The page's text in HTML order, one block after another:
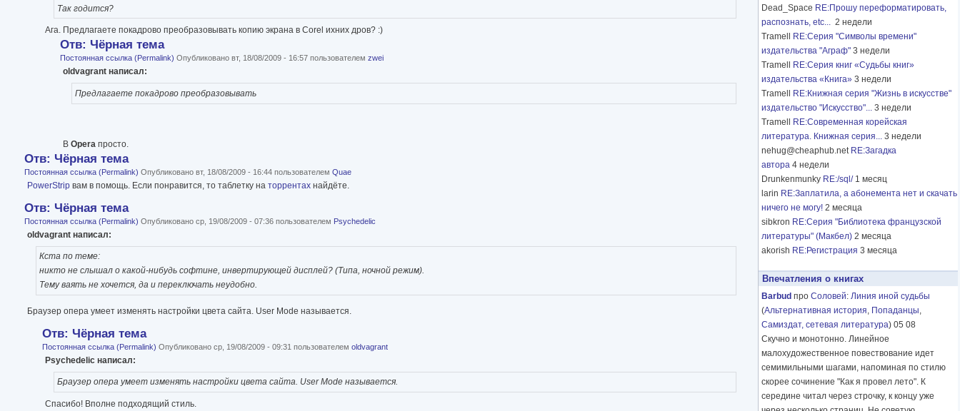
Так годится?
Ага. Предлагаете покадрово преобразовывать копию экрана в Corel ихних дров? :)
Отв: Чёрная тема
Постоянная ссылка (Permalink) Опубликовано вт, 18/08/2009 - 16:57 пользователем zwei
oldvagrant написал:
Предлагаете покадрово преобразовывать
В Opera просто.
Отв: Чёрная тема
Постоянная ссылка (Permalink) Опубликовано вт, 18/08/2009 - 16:44 пользователем Quae
PowerStrip вам в помощь. Если понравится, то таблетку на торрентах найдёте.
Отв: Чёрная тема
Постоянная ссылка (Permalink) Опубликовано ср, 19/08/2009 - 07:36 пользователем Psychedelic
oldvagrant написал:
Кста по теме:
никто не слышал о какой-нибудь софтине, инвертирующей дисплей? (Типа, ночной режим).
Тему ваять не хочется, да и переключать неудобно.
Браузер опера умеет изменять настройки цвета сайта. User Mode называется.
Отв: Чёрная тема
Постоянная ссылка (Permalink) Опубликовано ср, 19/08/2009 - 09:31 пользователем oldvagrant
Psychedelic написал:
Браузер опера умеет изменять настройки цвета сайта. User Mode называется.
Спасибо! Вполне подходящий стиль.
Dead_Space RE:Прошу переформатировать,
распознать, etc... 2 недели
Tramell
RE:Серия "Символы времени"
издательства "Аграф" 3 недели
Tramell
RE:Серия книг «Судьбы книг»
издательства «Книга» 3 недели
Tramell
RE:Книжная серия "Жизнь в искусстве"
издательство "Искусство"... 3 недели
Tramell
RE:Современная корейская
литература. Книжная серия... 3 недели
nehug@cheaphub.net RE:Загадка
автора 4 недели
Drunkenmunky RE:/sql/ 1 месяц
larin RE:Заплатила, а абонемента нет и скачать
ничего не могу! 2 месяца
sibkron RE:Серия "Библиотека французской
литературы" (Макбел) 2 месяца
akorish RE:Регистрация 3 месяца
Впечатления о книгах
Barbud про Соловей: Линия иной судьбы
(Альтернативная история, Попаданцы,
Самиздат, сетевая литература) 05 08
Скучно и монотонно. Линейное
малохудожественное повествование идет
семимильными шагами, напоминая по стилю
скорее сочинение "Как я провел лето". К
середине читал через строчку, к концу уже